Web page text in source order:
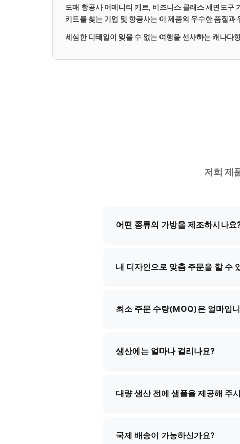
도매 항공사 어메니티 키트, 비즈니스 클래스 세면도구
키트를 찾는 기업 및 항공사는 이 제품의 우수한 품질과
세심한 디테일이 잊을 수 없는 여행을 선사하는캐나다
저희 제
어떤 종류의 가방을 제조하시나요
표준 디자인과 맞춤형 솔루션을
내 디자인으로 맞춤 주문을 할 수
항을 충족하는 완벽한 제품을 만들
최소 주문 수량(MOQ)은 얼마입
상세 정보를 제공해 드리겠습니다.
생산에는 얼마나 걸리나요?
리겠습니다.
대량 생산 전에 샘플을 제공해 주
정 시 해당 비용은 환불될 수 있습니
국제 배송이 가능하신가요?